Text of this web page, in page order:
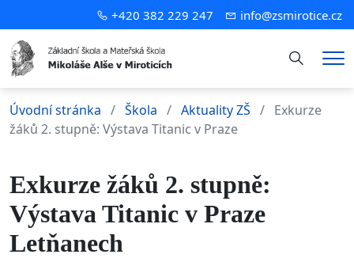
+420 382 229 247 info@zsmirotice.cz
Hledání
Úvodní stránka Škola Aktuality ZŠ
Exkurze
žáků 2. stupně: Výstava Titanic v Praze
Exkurze žáků 2. stupně:
Výstava Titanic v Praze
Letňanech